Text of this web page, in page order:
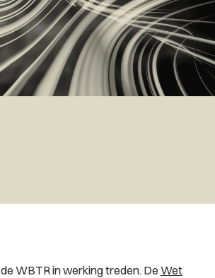
WBTR in werking treden. De Wet